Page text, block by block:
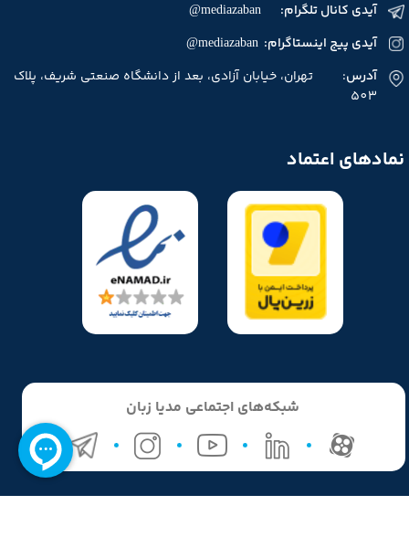
نمادهای اعتماد
آدرس: تهران، خیابان آزادی، بعد از دانشگاه صنعتی شریف، پلاک
503
آیدی کانال تلگرام: mediazaban@
آیدی پیج اینستاگرام: mediazaban@
شبکه‌های اجتماعی مدیا زبان